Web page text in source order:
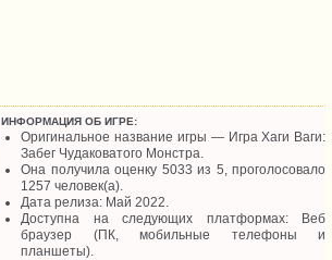
ИНФОРМАЦИЯ ОБ ИГРЕ:
Оригинальное название игры — Игра Хаги Ваги:
Забег Чудаковатого Монстра.
Она получила оценку 5033 из 5, проголосовало
1257 человек(а).
Дата релиза: Май 2022.
Доступна на следующих платформах: Веб
браузер (ПК, мобильные телефоны и
планшеты).